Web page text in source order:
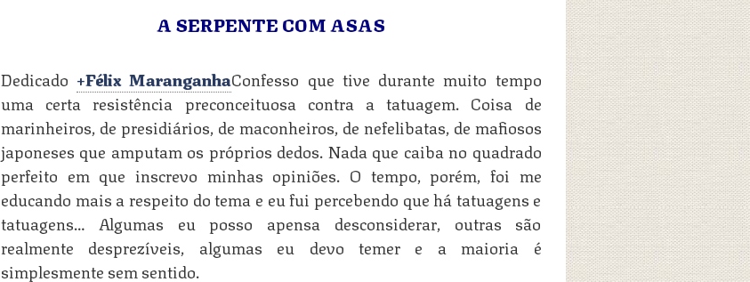
A SERPENTE COM ASAS
Dedicado +Félix MaranganhaConfesso que tive durante muito tempo
uma certa resistência preconceituosa contra a tatuagem. Coisa de
marinheiros, de presidiários, de maconheiros, de nefelibatas, de mafiosos
japoneses que amputam os próprios dedos. Nada que caiba no quadrado
perfeito em que inscrevo minhas opiniões. O tempo, porém, foi me
educando mais a respeito do tema e eu fui percebendo que há tatuagens e
tatuagens… Algumas eu posso apensa desconsiderar, outras são
realmente desprezíveis, algumas eu devo temer e a maioria é
simplesmente sem sentido.